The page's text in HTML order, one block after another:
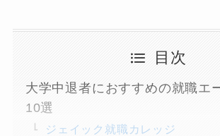
目次
大学中退者におすすめの就職エ
10選
ジェイック就職カレッジ